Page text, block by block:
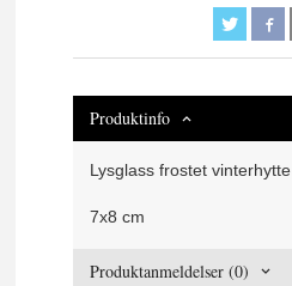
Produktinfo
Lysglass frostet vinterhytte
7x8 cm
Produktanmeldelser (0)